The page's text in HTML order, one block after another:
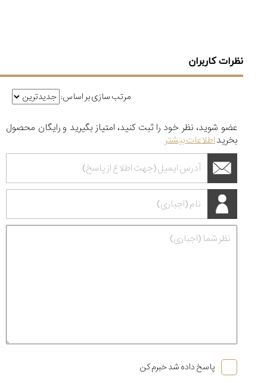
نظرات کاربران
مرتب سازی بر اساس:
عضو شوید، نظر خود را ثبت کنید، امتیاز بگیرید و رایگان محصول
بخریداطلاعات بیشتر
پاسخ داده شد خبرم کن